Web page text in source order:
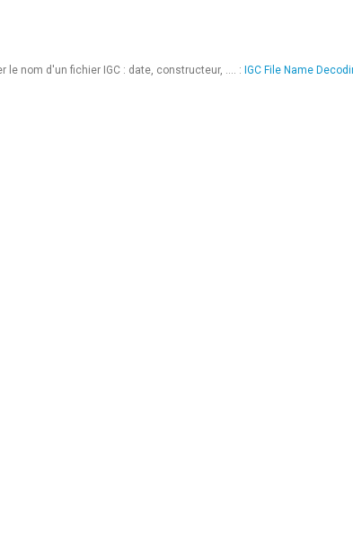
nom d'un fichier IGC : date, constructeur, .... : IGC File Name
MondialComment éditer votre compte ?